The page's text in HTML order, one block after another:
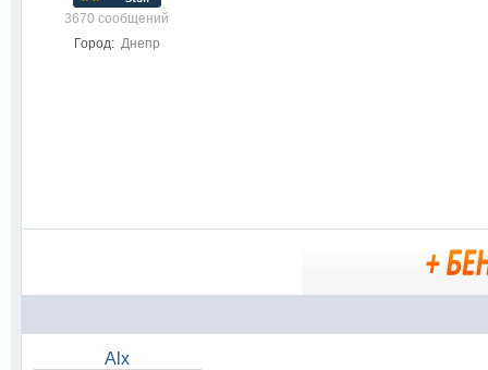
3670 сообщений
Город: Днепр
Alx